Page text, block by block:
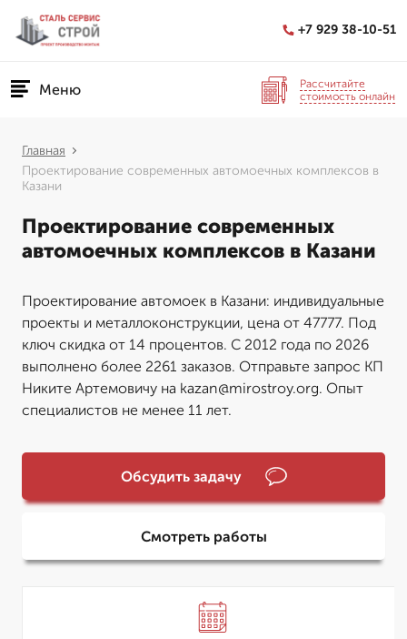
+7 929 38-10-51
Меню
Рассчитайте
стоимость онлайн
Главная
Проектирование современных автомоечных комплексов в
Казани
Проектирование современных
автомоечных комплексов в Казани
Проектирование автомоек в Казани: индивидуальные
проекты и металлоконструкции, цена от 47777. Под
ключ скидка от 14 процентов. С 2012 года по 2026
выполнено более 2261 заказов. Отправьте запрос КП
Никите Артемовичу на kazan@mirostroy.org. Опыт
специалистов не менее 11 лет.
Обсудить задачу
Смотреть работы